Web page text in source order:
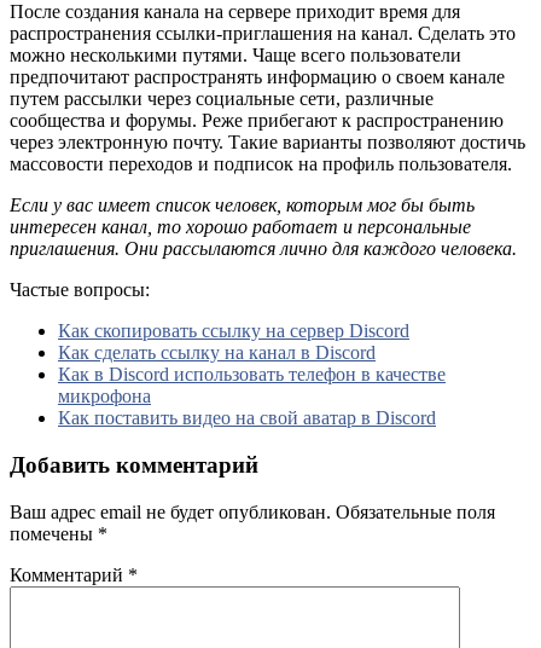
После создания канала на сервере приходит время для
распространения ссылки-приглашения на канал. Сделать это
можно несколькими путями. Чаще всего пользователи
предпочитают распространять информацию о своем канале
путем рассылки через социальные сети, различные
сообщества и форумы. Реже прибегают к распространению
через электронную почту. Такие варианты позволяют достичь
массовости переходов и подписок на профиль пользователя.
Если у вас имеет список человек, которым мог бы быть
интересен канал, то хорошо работает и персональные
приглашения. Они рассылаются лично для каждого человека.
Частые вопросы:
Как скопировать ссылку на сервер Discord
Как сделать ссылку на канал в Discord
Как в Discord использовать телефон в качестве
микрофона
Как поставить видео на свой аватар в Discord
Добавить комментарий
Ваш адрес email не будет опубликован. Обязательные поля
помечены *
Комментарий *